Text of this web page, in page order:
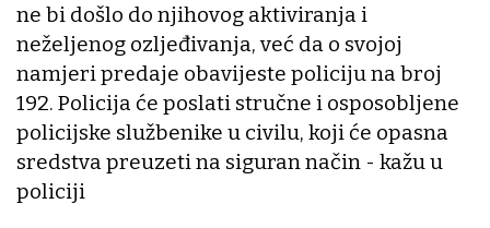
ne bi došlo do njihovog aktiviranja i
neželjenog ozljeđivanja, već da o svojoj
namjeri predaje obavijeste policiju na broj
192. Policija će poslati stručne i osposobljene
policijske službenike u civilu, koji će opasna
sredstva preuzeti na siguran način - kažu u
policiji